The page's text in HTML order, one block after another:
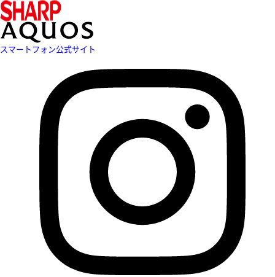
スマートフォン公式サイト